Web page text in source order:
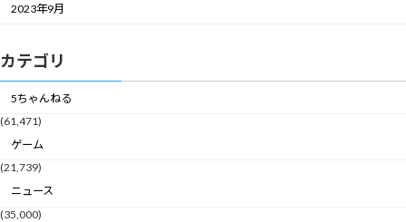
2023年9月
カテゴリ
5ちゃんねる
(61,471)
ゲーム
(21,739)
ニュース
(35,000)